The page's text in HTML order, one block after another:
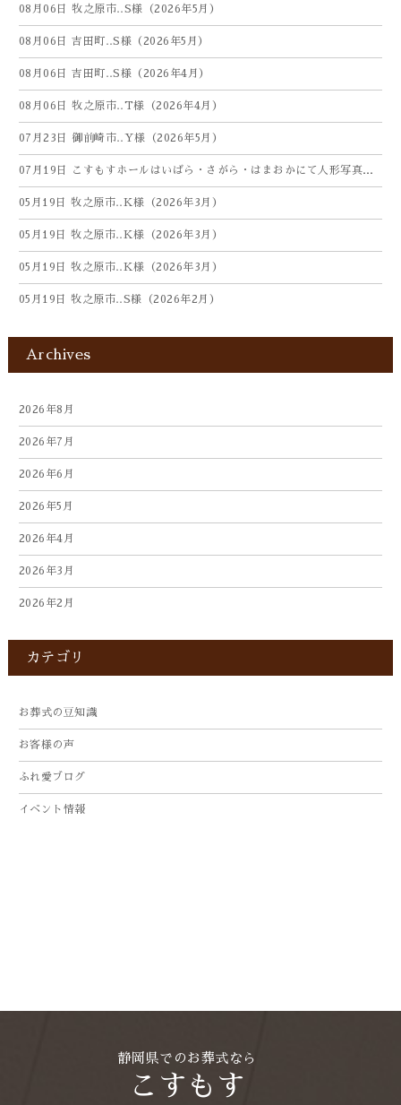
08月06日 牧之原市‥S様（2026年5月）
08月06日 吉田町‥S様（2026年5月）
08月06日 吉田町‥S様（2026年4月）
08月06日 牧之原市‥T様（2026年4月）
07月23日 御前崎市‥Y様（2026年5月）
07月19日 こすもすホールはいばら・さがら・はまおかにて人形写真供養祭を開催しました（26年7月）
05月19日 牧之原市‥K様（2026年3月）
05月19日 牧之原市‥K様（2026年3月）
05月19日 牧之原市‥K様（2026年3月）
05月19日 牧之原市‥S様（2026年2月）
Archives
2026年8月
2026年7月
2026年6月
2026年5月
2026年4月
2026年3月
2026年2月
2025年9月
2025年8月
2025年7月
カテゴリ
お葬式の豆知識
お客様の声
ふれ愛ブログ
イベント情報
静岡県でのお葬式なら
こすもす